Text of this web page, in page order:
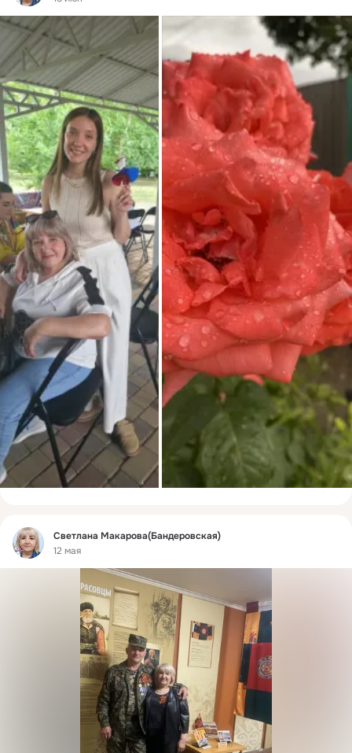
Фид
Светлана Макарова(Бандеровская)
12 мая